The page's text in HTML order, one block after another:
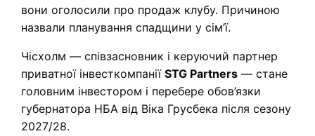
вони оголосили про продаж клубу. Причиною
назвали планування спадщини у сім’ї.
Чісхолм — співзасновник і керуючий партнер
приватної інвесткомпанії STG Partners — стане
головним інвестором і перебере обов’язки
губернатора НБА від Віка Грусбека після сезону
2027/28.